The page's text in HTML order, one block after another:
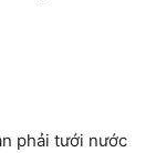
phải tưới nước